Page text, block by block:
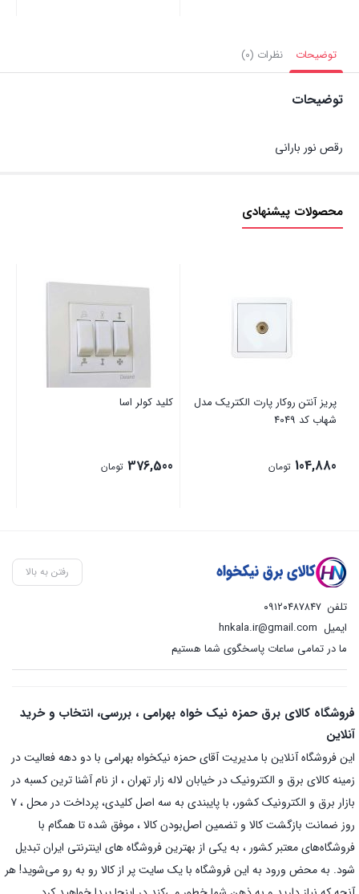
توضیحات نظرات (0)
توضیحات
رقص نور بارانی
محصولات پیشنهادی
پریز آنتن روکار پارت الکتریک مدل
شهاب کد 4049
104,880 تومان
کلید کولر اسا
376,500 تومان
رفتن به بالا
تلفن ۰۹۱۲۰۴۸۷۸۴۷
ایمیل hnkala.ir@gmail.com
ما در تمامی ساعات پاسخگوی شما هستیم
فروشگاه کالای برق حمزه نیک خواه بهرامی ، بررسی، انتخاب و خرید
آنلاین
این فروشگاه آنلاین با مدیریت آقای حمزه نیکخواه بهرامی با دو دهه فعالیت در
زمینه کالای برق و الکترونیک در خیابان لاله زار تهران ، از نام آشنا ترین کسبه در
بازار برق و الکترونیک کشور، با پایبندی به سه اصل کلیدی، پرداخت در محل ، ۷
روز ضمانت بازگشت کالا و تضمین اصل‌بودن کالا ، موفق شده تا همگام با
فروشگاه‌های معتبر کشور ، به یکی از بهترین فروشگاه های اینترنتی ایران تبدیل
شود. به محض ورود به این فروشگاه با یک سایت پر از کالا رو به رو می‌شوید! هر